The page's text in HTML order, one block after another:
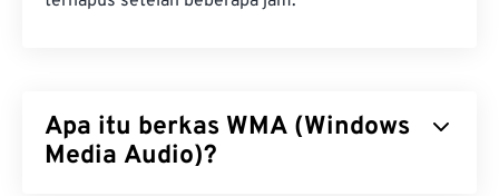
Apa itu berkas WMA (Windows
Media Audio)?